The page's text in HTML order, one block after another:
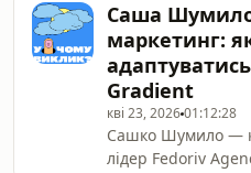
але саме вони
систему в роботі.
Укрпошта працює
найвіддаленіших
держсектор — це
між сервісом і
компанія
Саша
маркетинг:
Gradient
кві 23, 202601:12:28
Сашко Шумило —
лідер Fedoriv